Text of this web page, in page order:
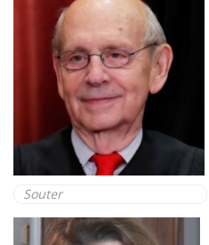
Souter